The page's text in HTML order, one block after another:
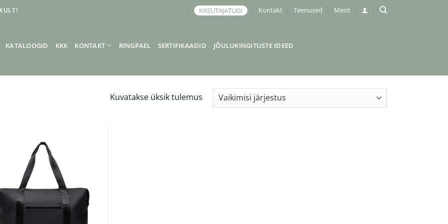
KASUTAJATUGI Kontakt Teenused Meist
KATALOOGID KKK KONTAKT RINGPAEL SERTIFIKAADID JÕULUKINGITUSTE IDEED
Kuvatakse üksik tulemus